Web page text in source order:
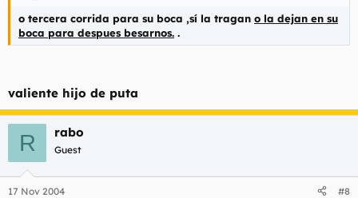
o tercera corrida para su boca ,sí la tragan o la dejan en su
boca para despues besarnos. .
valiente hijo de puta
R rabo
Guest
17 Nov 2004 #8